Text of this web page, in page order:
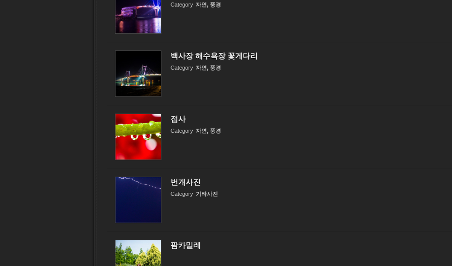
Category 자연, 풍경
백사장 해수욕장 꽃게다리
Category 자연, 풍경
접사
Category 자연, 풍경
번개사진
Category 기타사진
팜카밀레